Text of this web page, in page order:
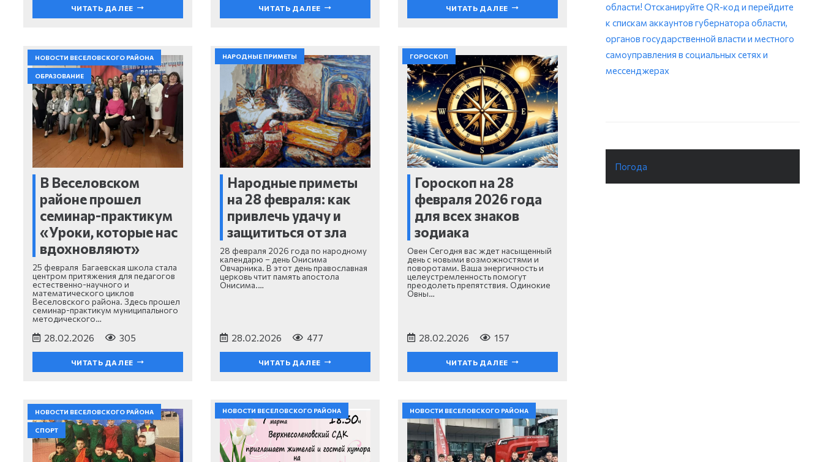
ЧИТАТЬ ДАЛЕЕ ЧИТАТЬ ДАЛЕЕ ЧИТАТЬ ДАЛЕЕ
НОВОСТИ ВЕСЕЛОВСКОГО РАЙОНА
ОБРАЗОВАНИЕ
В Веселовском
районе прошел
семинар-практикум
«Уроки, которые нас
вдохновляют»
25 февраля Багаевская школа стала
центром притяжения для педагогов
естественно-научного и
математического циклов
Веселовского района. Здесь прошел
семинар-практикум муниципального
методического…
28.02.2026 305
ЧИТАТЬ ДАЛЕЕ
НАРОДНЫЕ ПРИМЕТЫ
Народные приметы
на 28 февраля: как
привлечь удачу и
защититься от зла
28 февраля 2026 года по народному
календарю – день Онисима
Овчарника. В этот день православная
церковь чтит память апостола
Онисима.…
28.02.2026 477
ЧИТАТЬ ДАЛЕЕ
ГОРОСКОП
Гороскоп на 28
февраля 2026 года
для всех знаков
зодиака
Овен Сегодня вас ждет насыщенный
день с новыми возможностями и
поворотами. Ваша энергичность и
целеустремленность помогут
преодолеть препятствия. Одинокие
Овны…
28.02.2026 157
ЧИТАТЬ ДАЛЕЕ
НОВОСТИ ВЕСЕЛОВСКОГО РАЙОНА
СПОРТ
НОВОСТИ ВЕСЕЛОВСКОГО РАЙОНА НОВОСТИ ВЕСЕЛОВСКОГО РАЙОНА
области! Отсканируйте QR-код и перейдите
к спискам аккаунтов губернатора области,
органов государственной власти и местного
самоуправления в социальных сетях и
мессенджерах
Погода